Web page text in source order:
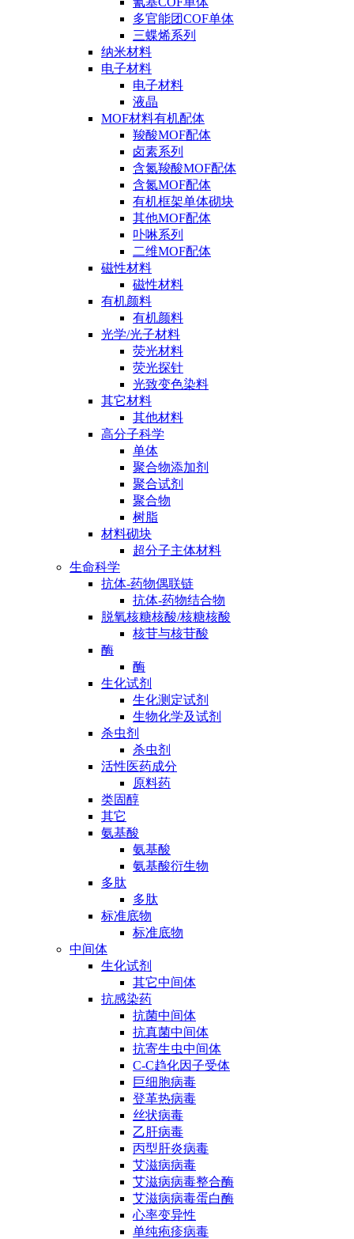
多官能团COF单体
三蝶烯系列
纳米材料
电子材料
电子材料
液晶
MOF材料有机配体
羧酸MOF配体
卤素系列
含氮羧酸MOF配体
含氮MOF配体
有机框架单体砌块
其他MOF配体
卟啉系列
二维MOF配体
磁性材料
磁性材料
有机颜料
有机颜料
光学/光子材料
荧光材料
荧光探针
光致变色染料
其它材料
其他材料
高分子科学
单体
聚合物添加剂
聚合试剂
聚合物
树脂
材料砌块
超分子主体材料
生命科学
抗体-药物偶联链
抗体-药物结合物
脱氧核糖核酸/核糖核酸
核苷与核苷酸
酶
酶
生化试剂
生化测定试剂
生物化学及试剂
杀虫剂
杀虫剂
活性医药成分
原料药
类固醇
其它
氨基酸
氨基酸
氨基酸衍生物
多肽
多肽
标准底物
标准底物
中间体
生化试剂
其它中间体
抗感染药
抗菌中间体
抗真菌中间体
抗寄生虫中间体
C-C趋化因子受体
巨细胞病毒
登革热病毒
丝状病毒
乙肝病毒
丙型肝炎病毒
艾滋病病毒
艾滋病病毒整合酶
艾滋病病毒蛋白酶
心率变异性
单纯疱疹病毒